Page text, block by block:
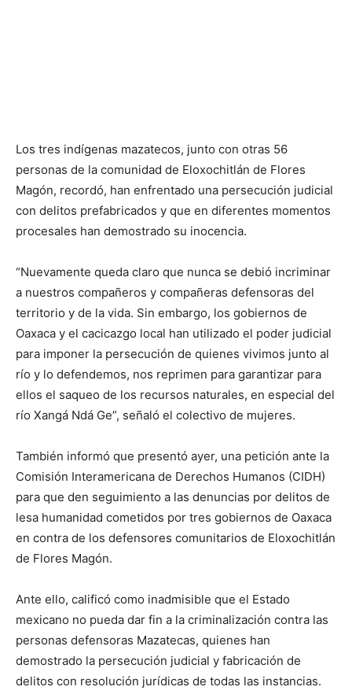
Los tres indígenas mazatecos, junto con otras 56
personas de la comunidad de Eloxochitlán de Flores
Magón, recordó, han enfrentado una persecución judicial
con delitos prefabricados y que en diferentes momentos
procesales han demostrado su inocencia.
“Nuevamente queda claro que nunca se debió incriminar
a nuestros compañeros y compañeras defensoras del
territorio y de la vida. Sin embargo, los gobiernos de
Oaxaca y el cacicazgo local han utilizado el poder judicial
para imponer la persecución de quienes vivimos junto al
río y lo defendemos, nos reprimen para garantizar para
ellos el saqueo de los recursos naturales, en especial del
río Xangá Ndá Ge”, señaló el colectivo de mujeres.
También informó que presentó ayer, una petición ante la
Comisión Interamericana de Derechos Humanos (CIDH)
para que den seguimiento a las denuncias por delitos de
lesa humanidad cometidos por tres gobiernos de Oaxaca
en contra de los defensores comunitarios de Eloxochitlán
de Flores Magón.
Ante ello, calificó como inadmisible que el Estado
mexicano no pueda dar fin a la criminalización contra las
personas defensoras Mazatecas, quienes han
demostrado la persecución judicial y fabricación de
delitos con resolución jurídicas de todas las instancias.